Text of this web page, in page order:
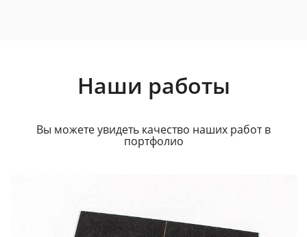
Наши работы
Вы можете увидеть качество наших работ в
портфолио